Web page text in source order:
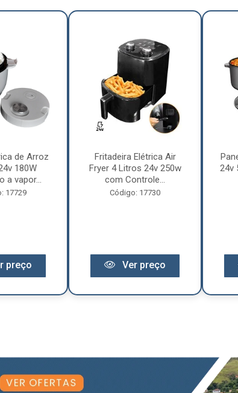
de Arroz
180W
a vapor...
17729
preço
Fritadeira Elétrica Air
Fryer 4 Litros 24v 250w
com Controle...
Código: 17730
Ver preço
24v